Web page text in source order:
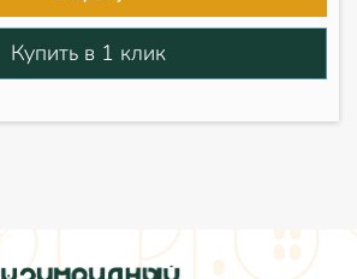
Купить в 1 клик